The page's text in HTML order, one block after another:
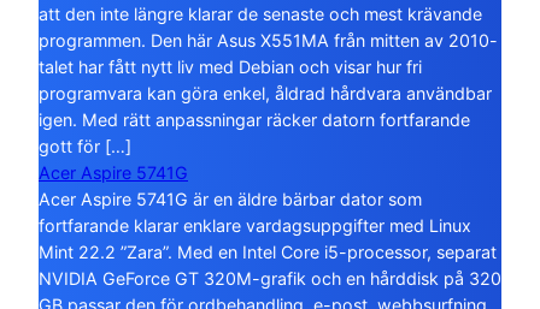
att den inte längre klarar de senaste och mest krävande
programmen. Den här Asus X551MA från mitten av 2010-
talet har fått nytt liv med Debian och visar hur fri
programvara kan göra enkel, åldrad hårdvara användbar
igen. Med rätt anpassningar räcker datorn fortfarande
gott för […]
Acer Aspire 5741G
Acer Aspire 5741G är en äldre bärbar dator som
fortfarande klarar enklare vardagsuppgifter med Linux
Mint 22.2 ”Zara”. Med en Intel Core i5-processor, separat
NVIDIA GeForce GT 320M-grafik och en hårddisk på 320
GB passar den för ordbehandling, e-post, webbsurfning,